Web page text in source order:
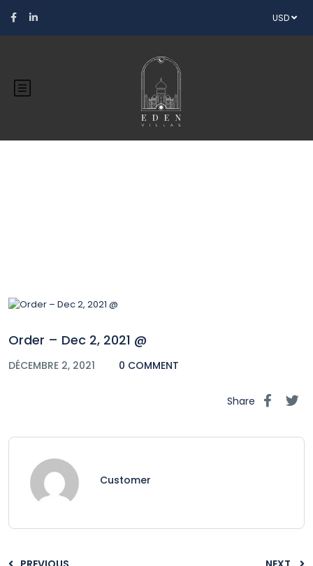
USD
Order – Dec 2, 2021 @
DÉCEMBRE 2, 2021 0 COMMENT
Share
Customer